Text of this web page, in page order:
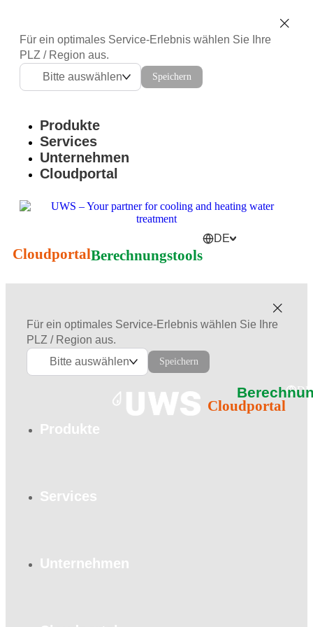
Für ein optimales Service-Erlebnis wählen Sie Ihre
PLZ / Region aus.
Bitte auswählen
Speichern
Produkte
Services
Unternehmen
Cloudportal
CloudportalBerechnungstools
DE
Für ein optimales Service-Erlebnis wählen Sie Ihre
PLZ / Region aus.
Bitte auswählen
Speichern
Produkte
Services
Unternehmen
Cloudportal
DE